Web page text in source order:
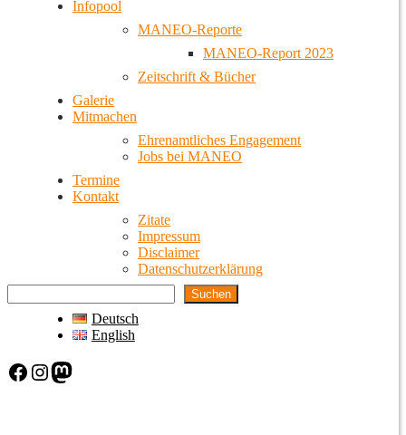
Infopool
MANEO-Reporte
MANEO-Report 2023
Zeitschrift & Bücher
Galerie
Mitmachen
Ehrenamtliches Engagement
Jobs bei MANEO
Termine
Kontakt
Zitate
Impressum
Disclaimer
Datenschutzerklärung
Suchen
Deutsch
English
Facebook Instagram Mastodon